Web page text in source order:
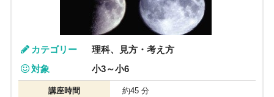
カテゴリー
理科、見方・考え方
対象
小3～小6
講座時間 約45 分